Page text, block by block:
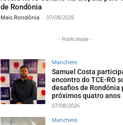
de Rondônia
Mais Rondônia - 07/08/2026
- Publicidade -
Manchete
Samuel Costa
encontro do TCE-RO
desafios de Rondônia
próximos quatro anos
07/08/2026
Manchete